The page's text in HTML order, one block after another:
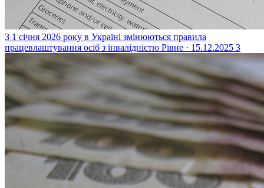
З 1 січня 2026 року в Україні змінюються правила
працевлаштування осіб з інвалідністю Рівне · 15.12.2025 3